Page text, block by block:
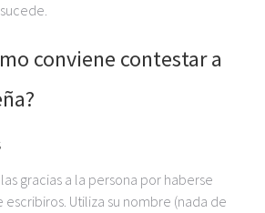
conviene contestar a
gracias a la persona por haberse
Utiliza su nombre (nada de